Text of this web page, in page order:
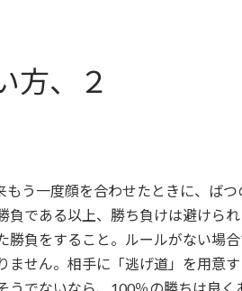
方、２
う一度顔を合わせたときに、ばつ
である以上、勝ち負けは避けられ
勝負をすること。ルールがない場
せん。相手に「逃げ道」を用意